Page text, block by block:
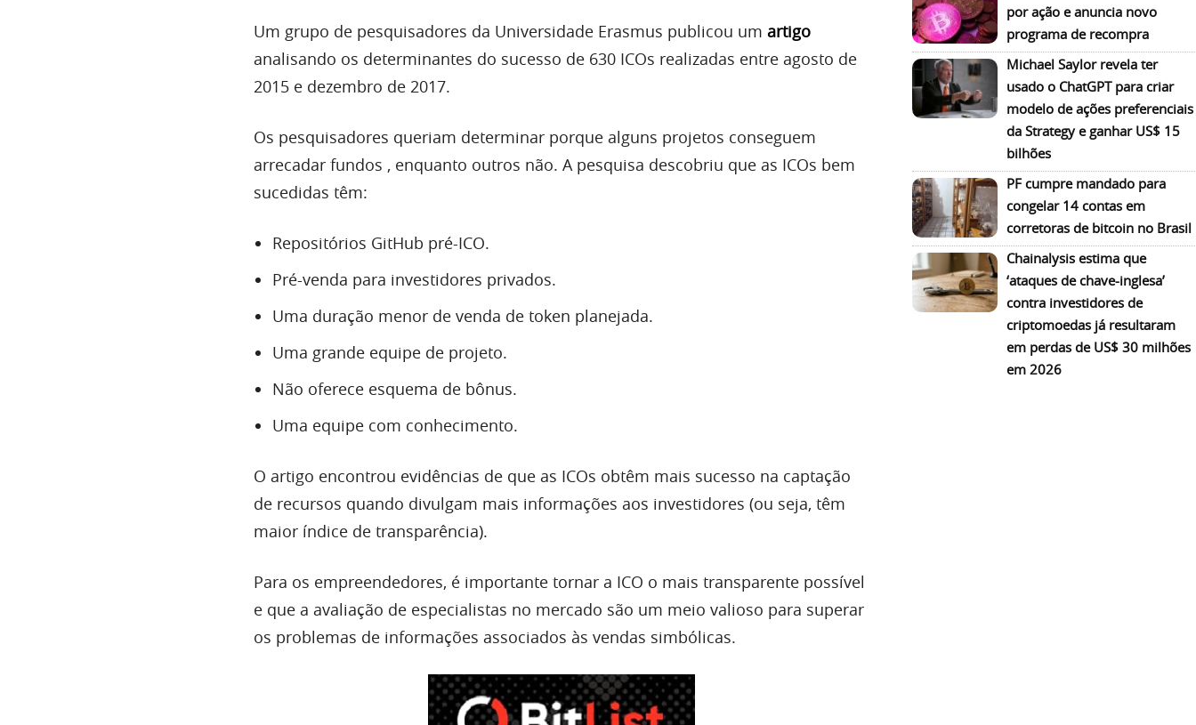
Um grupo de pesquisadores da Universidade Erasmus publicou um artigo
analisando os determinantes do sucesso de 630 ICOs realizadas entre agosto de
2015 e dezembro de 2017.
Os pesquisadores queriam determinar porque alguns projetos conseguem
arrecadar fundos , enquanto outros não. A pesquisa descobriu que as ICOs bem
sucedidas têm:
Repositórios GitHub pré-ICO.
Pré-venda para investidores privados.
Uma duração menor de venda de token planejada.
Uma grande equipe de projeto.
Não oferece esquema de bônus.
Uma equipe com conhecimento.
O artigo encontrou evidências de que as ICOs obtêm mais sucesso na captação
de recursos quando divulgam mais informações aos investidores (ou seja, têm
maior índice de transparência).
Para os empreendedores, é importante tornar a ICO o mais transparente possível
e que a avaliação de especialistas no mercado são um meio valioso para superar
os problemas de informações associados às vendas simbólicas.
por ação e anuncia novo
programa de recompra
Michael Saylor revela ter
usado o ChatGPT para criar
modelo de ações preferenciais
da Strategy e ganhar US$ 15
bilhões
PF cumpre mandado para
congelar 14 contas em
corretoras de bitcoin no Brasil
Chainalysis estima que
‘ataques de chave-inglesa’
contra investidores de
criptomoedas já resultaram
em perdas de US$ 30 milhões
em 2026